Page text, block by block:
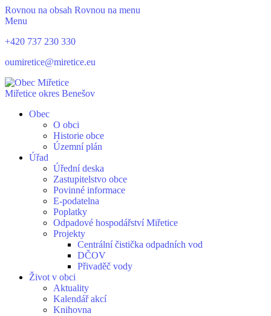
Rovnou na obsah Rovnou na menu
Menu
+420 737 230 330
oumiretice@miretice.eu
Miřetice okres Benešov
Obec
O obci
Historie obce
Územní plán
Úřad
Úřední deska
Zastupitelstvo obce
Povinné informace
E-podatelna
Poplatky
Odpadové hospodářství Miřetice
Projekty
Centrální čistička odpadních vod
DČOV
Přivaděč vody
Život v obci
Aktuality
Kalendář akcí
Knihovna